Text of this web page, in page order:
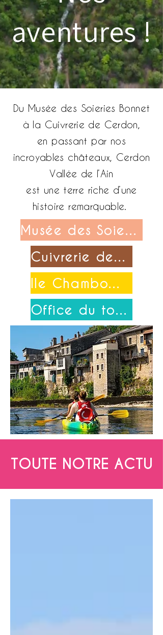
aventures !
Du Musée des Soieries Bonnet
à la Cuivrerie de Cerdon,
en passant par nos
incroyables châteaux, Cerdon
Vallée de l’Ain
est une terre riche d’une
histoire remarquable.
Musée des Soieries Bonnet
Cuivrerie de Cerdon
Ile Chambod-Merpuis
Office du tourisme
TOUTE NOTRE ACTU